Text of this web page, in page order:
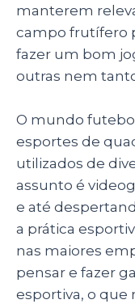
manterem
campo frutífero
fazer um bom
outras nem
O mundo
esportes de
utilizados de
assunto é
e até
a prática
nas maiores
pensar e fazer
esportiva, o que